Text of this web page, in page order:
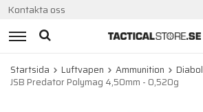
Kontakta oss
Startsida Luftvapen Ammunition
Diabol
JSB Predator Polymag 4,50mm - 0,520g